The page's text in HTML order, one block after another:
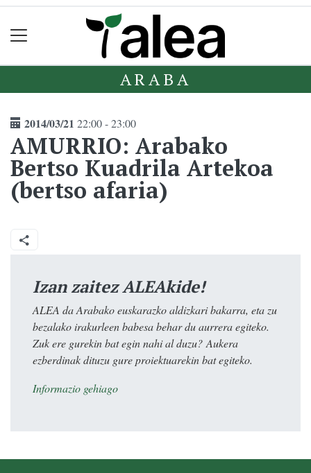
ARABA
2014/03/21 22:00 - 23:00
AMURRIO: Arabako
Bertso Kuadrila Artekoa
(bertso afaria)
Izan zaitez ALEAkide!
ALEA da Arabako euskarazko aldizkari bakarra, eta zu
bezalako irakurleen babesa behar du aurrera egiteko.
Zuk ere gurekin bat egin nahi al duzu? Aukera
ezberdinak dituzu gure proiektuarekin bat egiteko.
Informazio gehiago